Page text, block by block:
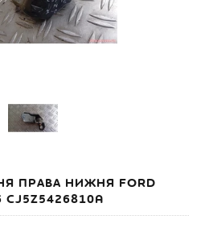
ПРАВА НИЖНЯ FORD
CJ5Z5426810A